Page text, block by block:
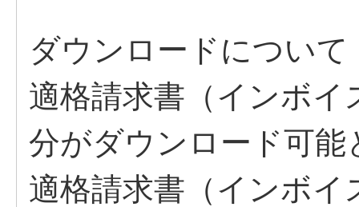
ダウンロードについて
適格請求書（インボイ
分がダウンロード可
適格請求書（インボ